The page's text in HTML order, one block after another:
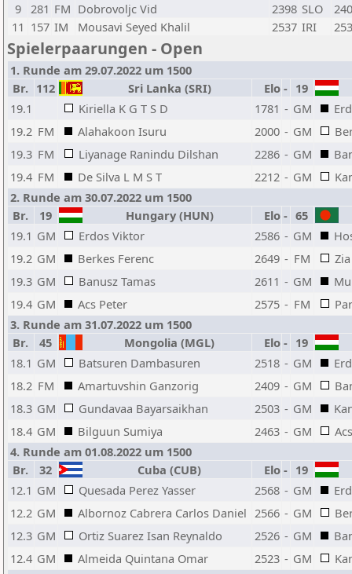
9 281 FM Dobrovoljc Vid 2398 SLO
11 157 IM Mousavi Seyed Khalil 2537 IRI
Spielerpaarungen - Open
1. Runde am 29.07.2022 um 1500
Br. 112 Sri Lanka (SRI) Elo - 19
19.1
Kiriella K G T S D 1781 - GM
19.2 FM Alahakoon Isuru 2000 - GM
19.3 FM Liyanage Ranindu Dilshan 2286 - GM
19.4 FM De Silva L M S T 2212 - GM
2. Runde am 30.07.2022 um 1500
Br.
19 Hungary (HUN) Elo - 65
19.1 GM Erdos Viktor 2586 - GM
19.2 GM Berkes Ferenc 2649 - FM
19.3 GM Banusz Tamas 2611 - GM
19.4 GM Acs Peter 2575 - FM
3. Runde am 31.07.2022 um 1500
Br.
45 Mongolia (MGL) Elo - 19
18.1 GM Batsuren Dambasuren 2518 - GM
18.2 FM Amartuvshin Ganzorig 2409 - GM
18.3 GM Gundavaa Bayarsaikhan 2503 - GM
18.4 GM Bilguun Sumiya 2463 - GM
4. Runde am 01.08.2022 um 1500
Br.
32 Cuba (CUB) Elo - 19
12.1 GM Quesada Perez Yasser 2568 - GM
12.2 GM Albornoz Cabrera Carlos Daniel 2566 - GM
12.3 GM Ortiz Suarez Isan Reynaldo 2526 - GM
12.4 GM Almeida Quintana Omar 2523 - GM